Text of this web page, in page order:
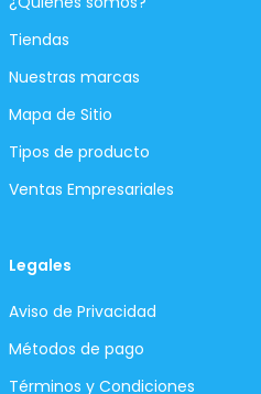
Tiendas
Nuestras marcas
Mapa de Sitio
Tipos de producto
Ventas Empresariales
Legales
Aviso de Privacidad
Métodos de pago
Términos y Condiciones